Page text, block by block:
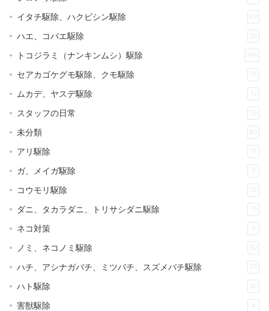
イタチ駆除、ハクビシン駆除 49
ハエ、コバエ駆除 25
トコジラミ（ナンキンムシ）駆除 168
セアカゴケグモ駆除、クモ駆除 15
ムカデ、ヤスデ駆除 12
スタッフの日常 13
未分類 80
アリ駆除
ガ、メイガ駆除 2
コウモリ駆除 10
ダニ、タカラダニ、トリサシダニ駆除 15
ネコ対策 4
ノミ、ネコノミ駆除 62
ハチ、アシナガバチ、ミツバチ、スズメバチ駆除 33
ハト駆除 30
害獣駆除 8